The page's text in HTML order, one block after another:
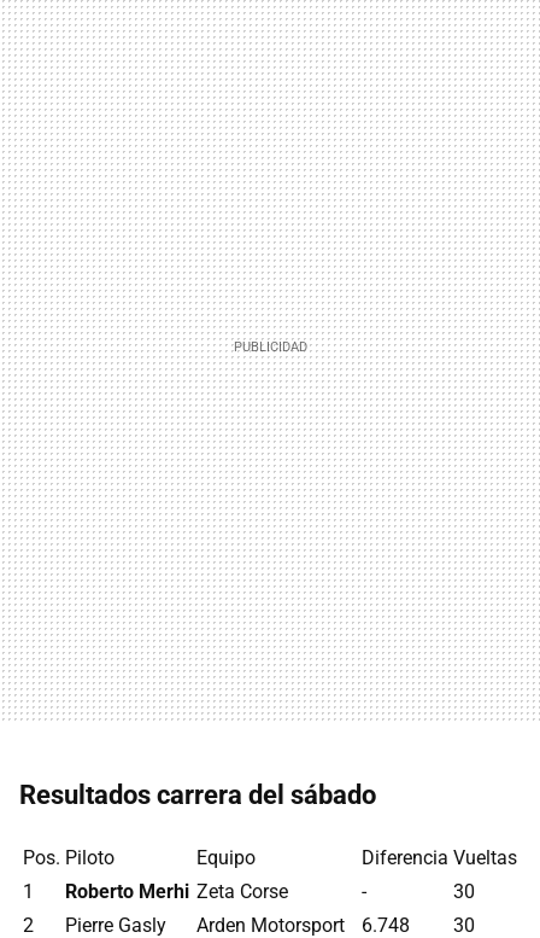
Resultados carrera del sábado
Pos. Piloto Equipo Diferencia Vueltas
1
Roberto Merhi Zeta Corse -
30
2
Pierre Gasly Arden Motorsport 6.748
30